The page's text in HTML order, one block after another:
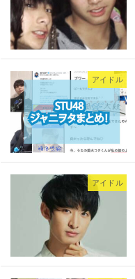
アイドル
アイドル